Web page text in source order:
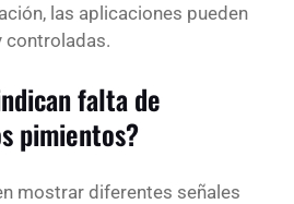
las aplicaciones pueden
controladas.
falta de
pimientos?
mostrar diferentes señales